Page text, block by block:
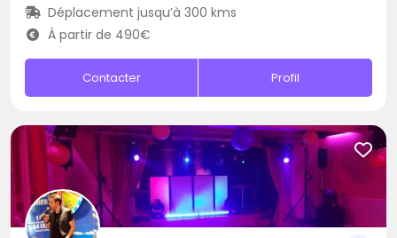
Déplacement jusqu’à 300 kms
À partir de 490€
Contacter Profil